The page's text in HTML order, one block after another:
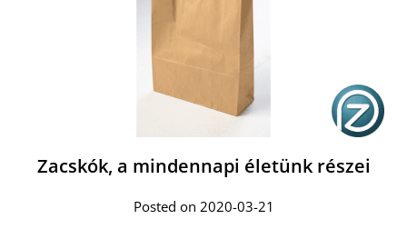
Zacskók, a mindennapi életünk részei
Posted on 2020-03-21